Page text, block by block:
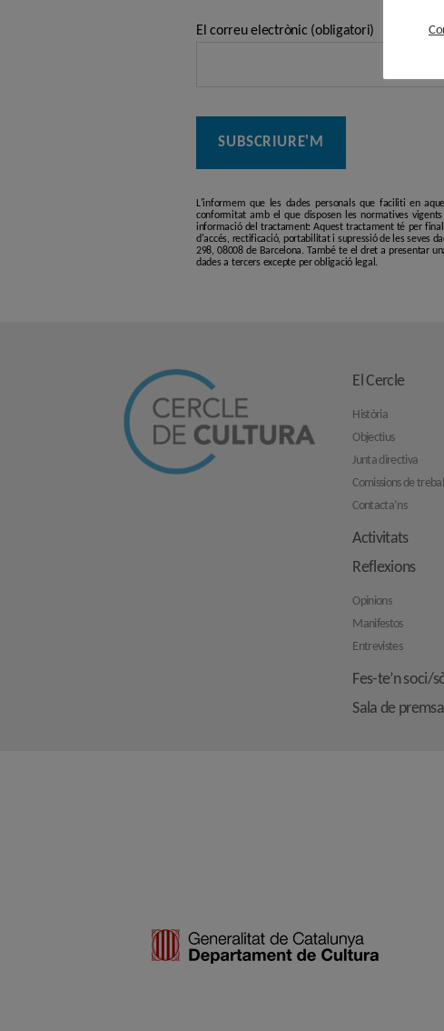
El correu electrònic (obligatori)
L'informem que les dades personals que faciliti en
conformitat amb el que disposen les normatives
informació del tractament: Aquest tractament té per
d'accés, rectificació, portabilitat i supressió de les seves
298, 08008 de Barcelona. També te el dret a presentar
dades a tercers excepte per obligació legal.
El Cercle
Història
Objectius
Junta directiva
Comissions de
Contacta’ns
Activitats
Reflexions
Opinions
Manifestos
Entrevistes
Fes-te’n soci/
Sala de premsa